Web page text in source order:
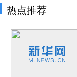
热点推荐